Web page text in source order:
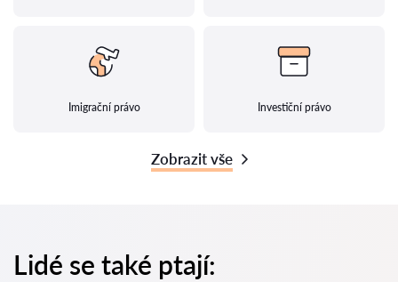
Imigrační právo Investiční právo
Zobrazit vše
Lidé se také ptají: